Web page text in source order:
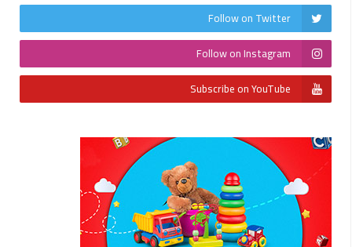
Follow on Twitter
Follow on Instagram
Subscribe on YouTube